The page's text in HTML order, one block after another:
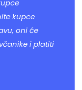
kupce
oni će
i platiti